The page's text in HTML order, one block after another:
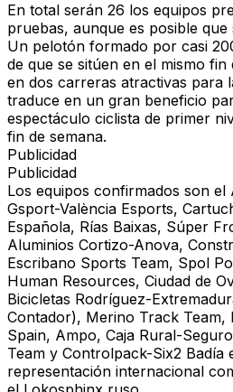
En total serán 26 los equipos
pruebas, aunque es posible
Un pelotón formado por casi
de que se sitúen en el mismo
en dos carreras atractivas para
traduce en un gran beneficio
espectáculo ciclista de primer
fin de semana.
Publicidad
Publicidad
Los equipos confirmados son el
Gsport-València Esports,
Española, Rías Baixas, Súper
Aluminios Cortizo-Anova,
Escribano Sports Team, Spol
Human Resources, Ciudad de
Bicicletas Rodríguez-
Contador), Merino Track Team,
Spain, Ampo, Caja Rural-
Team y Controlpack-Six2 Badía
representación internacional